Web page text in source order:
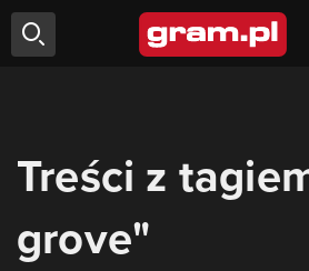
Treści z
grove"